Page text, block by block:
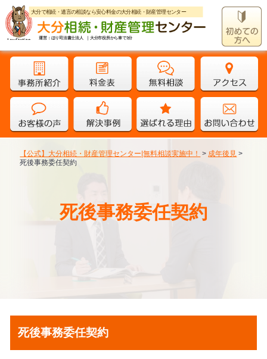
大分で相続・遺言の相談なら安心料金の大分相続・財産管理センター
運営：ほり司法書士法人 ｜大分市役所から車で3分
【公式】大分相続・財産管理センター|無料相談実施中！ > 成年後見 >
死後事務委任契約
死後事務委任契約
死後事務委任契約